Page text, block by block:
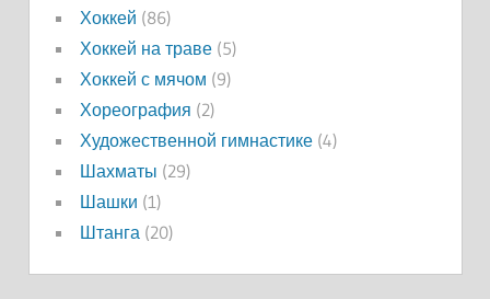
Хоккей (86)
Хоккей на траве(5)
Хоккей с мячом (9)
Хореография (2)
Художественной гимнастике(4)
Шахматы (29)
Шашки (1)
Штанга(20)